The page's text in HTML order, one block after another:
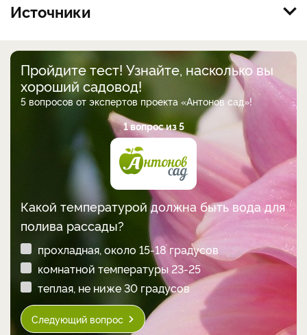
Источники
Пройдите тест! Узнайте, насколько вы
хороший садовод!
5 вопросов от экспертов проекта «Антонов сад»!
1 вопрос из 5
Какой температурой должна быть вода для
полива рассады?
прохладная, около 15-18 градусов
комнатной температуры 23-25
теплая, не ниже 30 градусов
Следующий вопрос